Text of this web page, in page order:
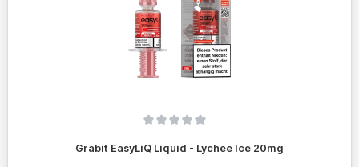
Grabit EasyLiQ Liquid - Lychee Ice 20mg